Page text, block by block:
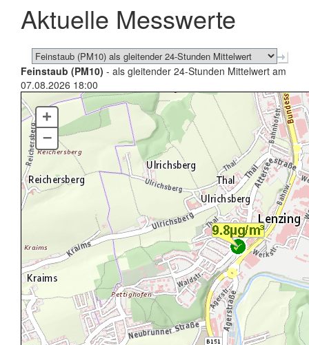
schließen
Aktuelle Messwerte
Feinstaub (PM10) - als gleitender 24-Stunden Mittelwert am
07.08.2026 18:00
+
–